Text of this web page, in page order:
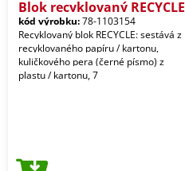
Blok recyklovaný RECYCLE
kód výrobku:78-1103154
Recyklovaný blok RECYCLE: sestává z
recyklovaného papíru / kartonu,
kuličkového pera (černé písmo) z
plastu / kartonu, 7